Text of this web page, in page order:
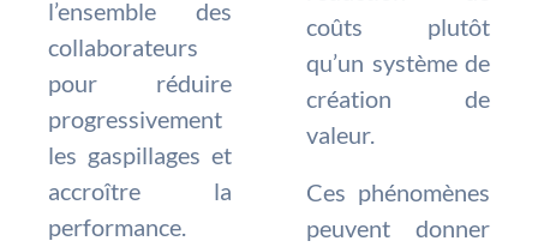
l’ensemble des
collaborateurs
pour réduire
progressivement
les gaspillages et
accroître la
performance.
coûts plutôt
qu’un système de
création de
valeur.
Ces phénomènes
peuvent donner